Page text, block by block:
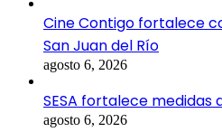
Cine Contigo fortalece
San Juan del Río
agosto 6, 2026
SESA fortalece medidas
agosto 6, 2026